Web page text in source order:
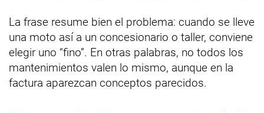
La frase resume bien el problema: cuando se lleve
una moto así a un concesionario o taller, conviene
elegir uno “fino”. En otras palabras, no todos los
mantenimientos valen lo mismo, aunque en la
factura aparezcan conceptos parecidos.